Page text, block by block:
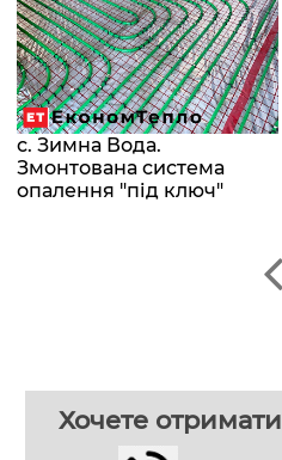
с. Зимна Вода.
Змонтована система
опалення "під ключ"
Хочете